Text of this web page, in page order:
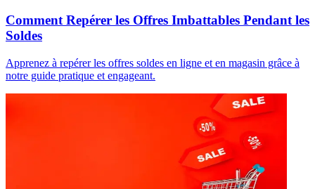
Comment Repérer les Offres Imbattables Pendant les
Soldes
Apprenez à repérer les offres soldes en ligne et en magasin grâce à
notre guide pratique et engageant.